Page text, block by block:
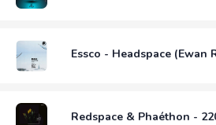
Essco - Headspace (Ewan
Redspace & Phaéthon -